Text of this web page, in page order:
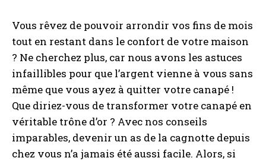
Vous rêvez de pouvoir arrondir vos fins de mois
tout en restant dans le confort de votre maison
? Ne cherchez plus, car nous avons les astuces
infaillibles pour que l’argent vienne à vous sans
même que vous ayez à quitter votre canapé !
Que diriez-vous de transformer votre canapé en
véritable trône d’or ? Avec nos conseils
imparables, devenir un as de la cagnotte depuis
chez vous n’a jamais été aussi facile. Alors, si